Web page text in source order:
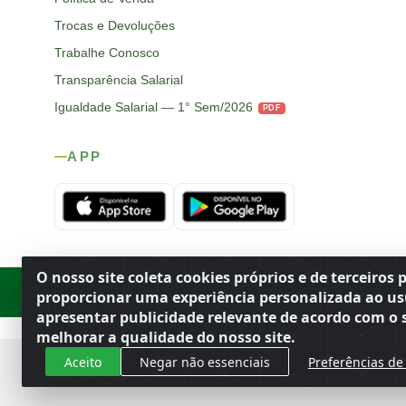
O nosso site coleta cookies próprios e de terceiros
proporcionar uma experiência personalizada ao
apresentar publicidade relevante de acordo com o
melhorar a qualidade do nosso site.
Aceito Negar não essenciais Preferências de
Trocas e Devoluções
Trabalhe Conosco
Transparência Salarial
Igualdade Salarial — 1° Sem/2026
PDF
APP
Rod. SP-215, s/n, km 98 — Área Rural Porto Ferreira/ ·